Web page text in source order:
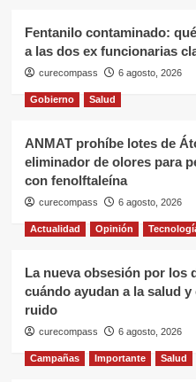
Fentanilo contaminado:
a las dos ex funcionarias
curecompass 6 agosto, 2026
Gobierno Salud
ANMAT prohíbe lotes de
eliminador de olores para
con fenolftaleína
curecompass 6 agosto, 2026
Actualidad Opinión
La nueva obsesión por los
cuándo ayudan a la salud
ruido
curecompass 6 agosto, 2026
Campañas Importante Salud